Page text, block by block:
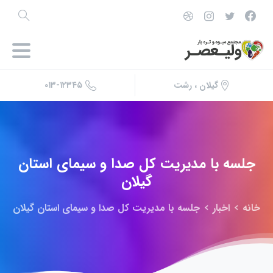
گیلان ، رشت ۰۱۳-۱۲۳۴۵
جلسه با مدیریت کل صدا و سیمای استان
گیلان
خانه اخبار جلسه با مدیریت کل صدا و سیمای استان گیلان